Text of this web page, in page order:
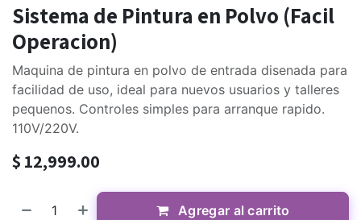
Sistema de Pintura en Polvo (Facil
Operacion)
Maquina de pintura en polvo de entrada disenada para
facilidad de uso, ideal para nuevos usuarios y talleres
pequenos. Controles simples para arranque rapido.
110V/220V.
$ 12,999.00
Agregar al carrito